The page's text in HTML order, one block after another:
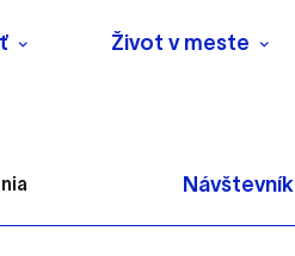
Život v meste
Návštevník